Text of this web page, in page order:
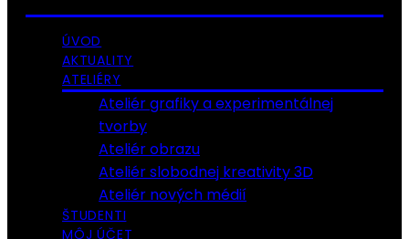
ÚVOD
AKTUALITY
ATELIÉRY
Ateliér grafiky a experimentálnej
tvorby
Ateliér obrazu
Ateliér slobodnej kreativity 3D
Ateliér nových médií
ŠTUDENTI
MÔJ ÚČET